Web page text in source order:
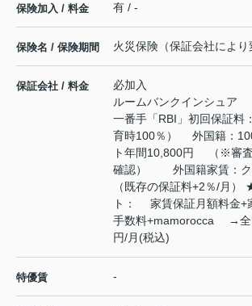
保険加入 / 料金 有 / -
保険名 / 保険期間 火災保険（保証会社によ
保証会社 / 料金
必加入
ルームバンクインシュア
一番手「RBI」初回保証料
育時100％） 外国籍：
ト年間10,800円 （※審
確認） 外国籍家賃：ク
（既存の保証料+2％/月）
ト： 家賃保証月額料金+
手数料+mamorocca →全
円/月(税込)
特優賃 -